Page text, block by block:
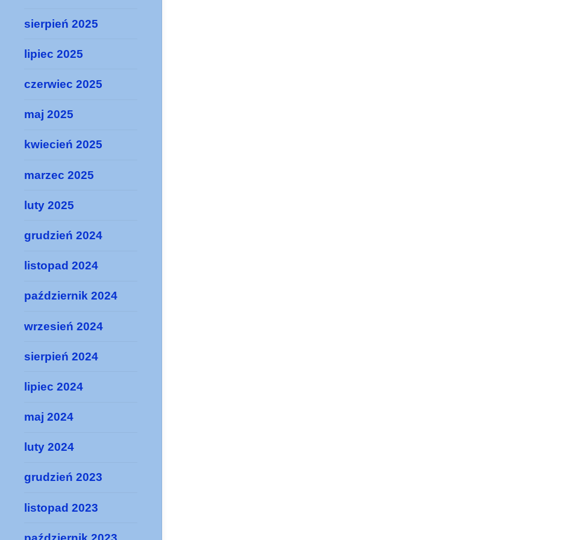
sierpień 2025
lipiec 2025
czerwiec 2025
maj 2025
kwiecień 2025
marzec 2025
luty 2025
grudzień 2024
listopad 2024
październik 2024
wrzesień 2024
sierpień 2024
lipiec 2024
maj 2024
luty 2024
grudzień 2023
listopad 2023